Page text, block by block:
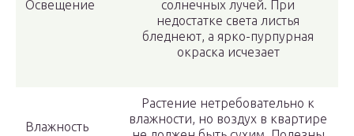
Освещение
солнечных лучей. При
недостатке света листья
бледнеют, а ярко-пурпурная
окраска исчезает
Влажность
Растение нетребовательно к
влажности, но воздух в квартире